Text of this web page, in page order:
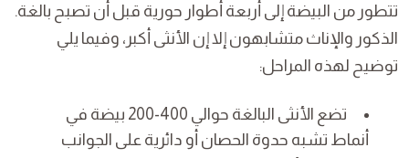
تتطور من البيضة إلى أربعة أطوار حورية قبل أن تصبح بالغة.
الذكور والإناث متشابهون إلا إن الأنثى أكبر، وفيما يلي
توضيح لهذه المراحل:
تضع الأنثى البالغة حوالي 400-200 بيضة في
أنماط تشبه حدوة الحصان أو دائرية على الجوانب